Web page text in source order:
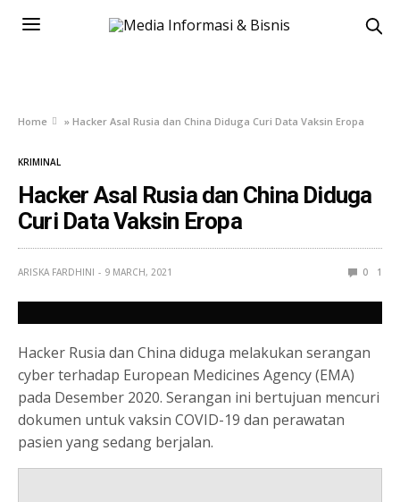
Home »Hacker Asal Rusia dan China Diduga Curi Data Vaksin Eropa
KRIMINAL
Hacker Asal Rusia dan China Diduga
Curi Data Vaksin Eropa
ARISKA FARDHINI 9 MARCH, 2021 0 1
Hacker Rusia dan China diduga melakukan serangan
cyber terhadap European Medicines Agency (EMA)
pada Desember 2020. Serangan ini bertujuan mencuri
dokumen untuk vaksin COVID-19 dan perawatan
pasien yang sedang berjalan.